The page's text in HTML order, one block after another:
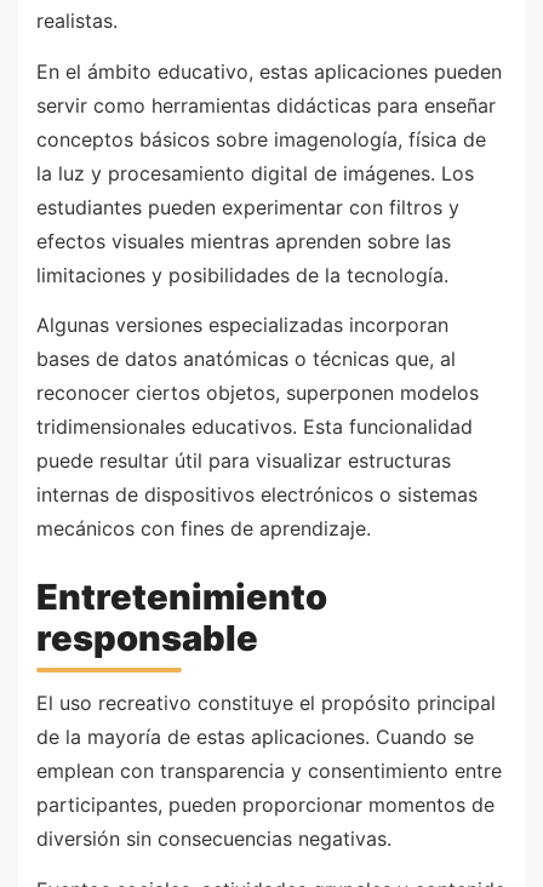
realistas.
En el ámbito educativo, estas aplicaciones pueden
servir como herramientas didácticas para enseñar
conceptos básicos sobre imagenología, física de
la luz y procesamiento digital de imágenes. Los
estudiantes pueden experimentar con filtros y
efectos visuales mientras aprenden sobre las
limitaciones y posibilidades de la tecnología.
Algunas versiones especializadas incorporan
bases de datos anatómicas o técnicas que, al
reconocer ciertos objetos, superponen modelos
tridimensionales educativos. Esta funcionalidad
puede resultar útil para visualizar estructuras
internas de dispositivos electrónicos o sistemas
mecánicos con fines de aprendizaje.
Entretenimiento
responsable
El uso recreativo constituye el propósito principal
de la mayoría de estas aplicaciones. Cuando se
emplean con transparencia y consentimiento entre
participantes, pueden proporcionar momentos de
diversión sin consecuencias negativas.